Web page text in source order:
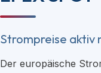
Strompreise aktiv
Der europäische